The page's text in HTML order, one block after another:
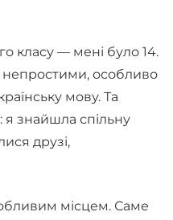
класу — мені було 14.
непростими, особливо
мову. Та
я знайшла спільну
друзі,
місцем. Саме